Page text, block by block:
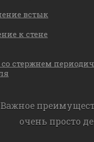
встык
к стене
со стержнем
Важное
очень просто